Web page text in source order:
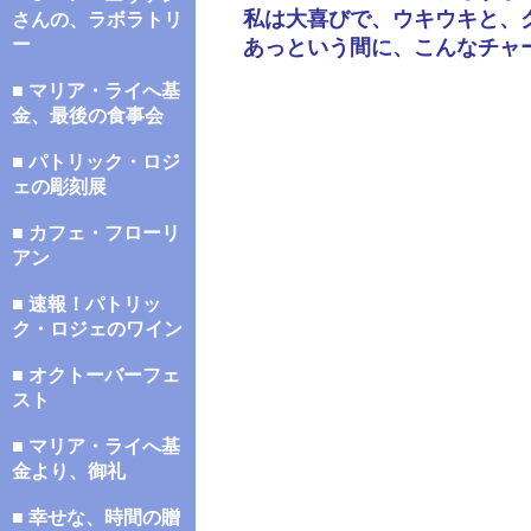
さんの、ラボラトリ
ー
■ マリア・ライへ基
金、最後の食事会
■ パトリック・ロジ
ェの彫刻展
■ カフェ・フローリ
アン
■ 速報！パトリッ
ク・ロジェのワイン
■ オクトーバーフェ
スト
■ マリア・ライへ基
金より、御礼
■ 幸せな、時間の贈
私は大喜びで、ウキウキと、
あっという間に、こんなチ